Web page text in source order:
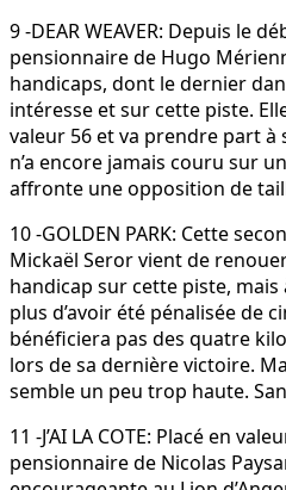
9 -DEAR WEAVER: Depuis le
pensionnaire de Hugo
handicaps, dont le dernier
intéresse et sur cette piste.
valeur 56 et va prendre part à
n’a encore jamais couru sur
affronte une opposition de
10 -GOLDEN PARK: Cette
Mickaël Seror vient de
handicap sur cette piste,
plus d’avoir été pénalisée de
bénéficiera pas des quatre
lors de sa dernière victoire.
semble un peu trop haute.
11 -J’AI LA COTE: Placé en
pensionnaire de Nicolas